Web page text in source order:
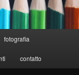
fotografia
contatto